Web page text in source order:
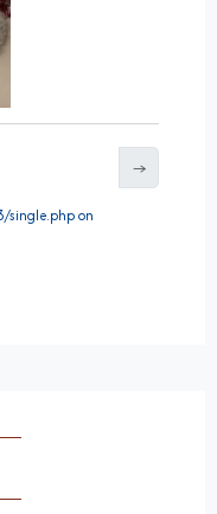
single.php on
→